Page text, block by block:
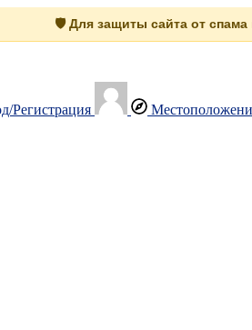
🛡️ Для защиты сайта от спама
Регистрация